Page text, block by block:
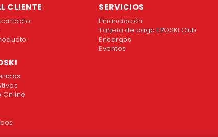
CLIENTE
Online
SERVICIOS
Financiación
Tarjeta de pago EROSKI Club
Encargos
Eventos